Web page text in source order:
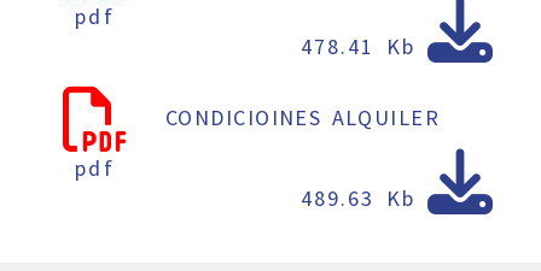
pdf
478.41 Kb
pdf
CONDICIOINES ALQUILER
489.63 Kb